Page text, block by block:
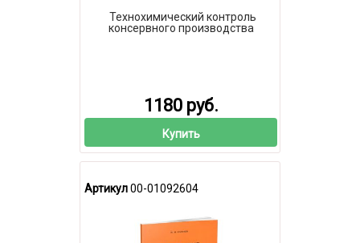
Технохимический контроль
консервного производства
1180 руб.
Купить
Артикул00-01092604